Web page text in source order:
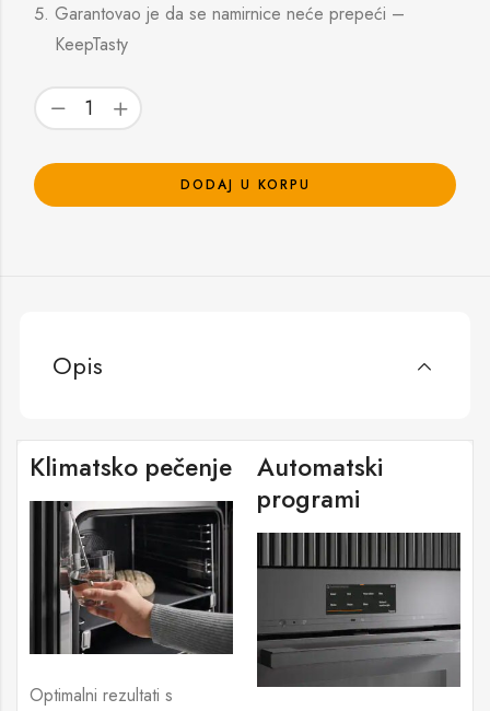
Garantovao je da se namirnice neće prepeći –
KeepTasty
DODAJ U KORPU
Opis
Klimatsko pečenje
Optimalni rezultati s
Automatski
programi